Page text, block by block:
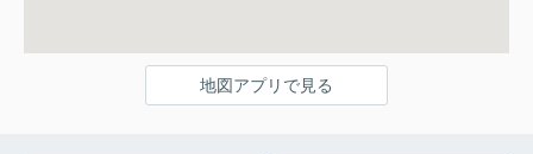
地図アプリで見る